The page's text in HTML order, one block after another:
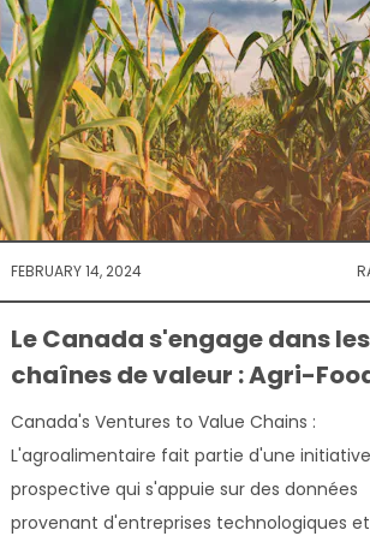
FEBRUARY 14, 2024
Le Canada s'engage dans les
chaînes de valeur : Agri-
Canada's Ventures to Value Chains :
L'agroalimentaire fait partie d'une initiative
prospective qui s'appuie sur des données
provenant d'entreprises technologiques et